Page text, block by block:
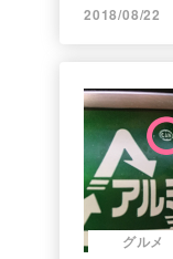
2018/08/22
グルメ